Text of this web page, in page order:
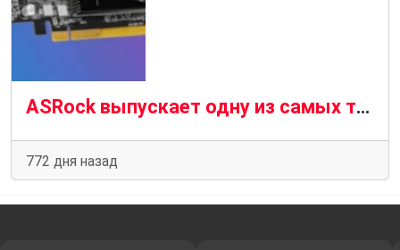
ASRock выпускает одну из самых тонких видеокарт
772 дня назад